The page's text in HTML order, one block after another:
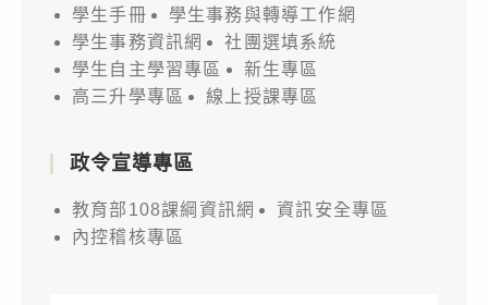
學生手冊
學生事務與轉導工作網
學生事務資訊網
社團選填系統
學生自主學習專區
新生專區
高三升學專區
線上授課專區
政令宣導專區
教育部108課綱資訊網
資訊安全專區
內控稽核專區